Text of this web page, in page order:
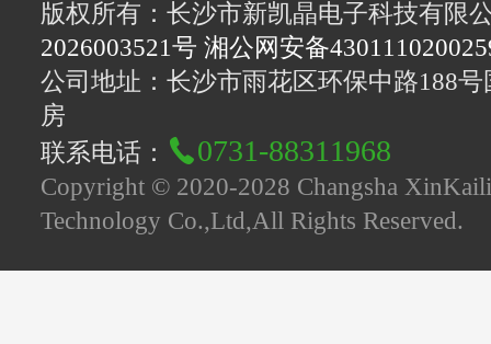
版权所有：长沙市新凯晶电子科技有限
2026003521号 湘公网安备
公司地址：长沙市雨花区环保中路188
房
联系电话：
0731-88311968
Copyright © 2020-2028 Changsha
Technology Co.,Ltd,All Rights Reserved.